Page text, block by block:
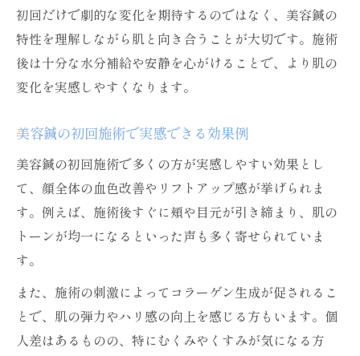
初回だけで劇的な変化を期待するのではなく、美容鍼の
特性を理解しながら肌と向き合うことが大切です。施術
後は十分な水分補給や安静を心がけることで、より肌の
変化を実感しやすくなります。
美容鍼の初回施術で実感できる効果例
美容鍼の初回施術で多くの方が実感しやすい効果とし
て、顔全体の血色改善やリフトアップ感が挙げられま
す。例えば、施術後すぐに頬や目元が引き締まり、肌の
トーンが均一になるといった声も多く寄せられていま
す。
また、施術の刺激によってコラーゲン生成が促されるこ
とで、肌の弾力やハリ感の向上を感じる方もいます。個
人差はあるものの、特にむくみやくすみが気になる方